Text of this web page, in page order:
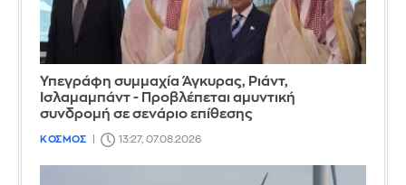
Υπεγράφη συμμαχία Άγκυρας, Ριάντ,
Ισλαμαμπάντ - Προβλέπεται αμυντική
συνδρομή σε σενάριο επίθεσης
ΚΟΣΜΟΣ 13:27, 07.08.2026